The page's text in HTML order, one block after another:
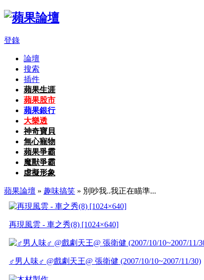
登錄
論壇
搜索
插件
蘋果生涯
蘋果股市
蘋果銀行
大樂透
神奇寶貝
無心寵物
蘋果爭霸
魔獸爭霸
虛擬形象
蘋果論壇 » 趣味搞笑 » 別吵我..我正在瞄準...
再現風雲 - 車之秀(8) [1024×640]
♂男人味♂ @戲劇天王@ 張衛健 (2007/10/10~2007/11/30)